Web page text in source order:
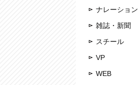
ナレーション
雑誌・新聞
スチール
VP
WEB